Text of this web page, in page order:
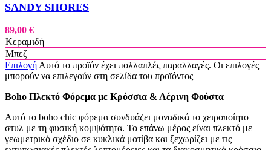
SANDY SHORES
89,00 €
Κεραμιδή
Μπεζ
Επιλογή Αυτό το προϊόν έχει πολλαπλές παραλλαγές. Οι επιλογές
μπορούν να επιλεγούν στη σελίδα του προϊόντος
Boho Πλεκτό Φόρεμα με Κρόσσια & Αέρινη Φούστα
Αυτό το boho chic φόρεμα συνδυάζει μοναδικά το χειροποίητο
στυλ με τη φυσική κομψότητα. Το επάνω μέρος είναι πλεκτό με
γεωμετρικό σχέδιο σε κυκλικά μοτίβα και ξεχωρίζει με τις